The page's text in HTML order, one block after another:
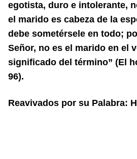
egotista, duro e intolerante,
el marido es cabeza de la
debe sometérsele en todo;
Señor, no es el marido en el
significado del término” (El
96).
Reavivados por su Palabra: